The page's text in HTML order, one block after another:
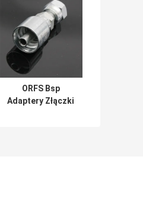
ORFS Bsp
Adaptery Złączki